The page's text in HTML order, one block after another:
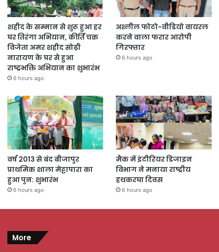
शहीद के सम्मान से शुरू हुआ हर
घर तिरंगा अभियान, कीर्ति चक्र
विजेता अमर शहीद सोढ़ी
नारायण के घर से हुआ
राष्ट्रभक्ति अभियान का शुभारंभ
6 hours ago
अश्लील फोटो-वीडियो वायरल
करने वाला फरार आरोपी
गिरफ्तार
6 hours ago
वर्ष 2013 से बंद बीजापुर
प्राथमिक शाला मेट्टापारा का
हुआ पुन: शुभारंभ
6 hours ago
मैक में इंटीरियर डिजाइन
विभाग ने मनाया राष्ट्रीय
हथकरघा दिवस
6 hours ago
More